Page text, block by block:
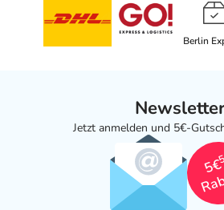
Berlin
Jetzt anmelden und 5€-
5€
5